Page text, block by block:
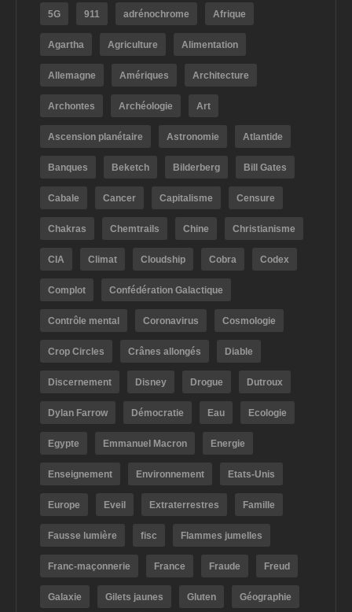
5G 911 adrénochrome Afrique
Agartha Agriculture Alimentation
Allemagne Amériques Architecture
Archontes Archéologie Art
Ascension planétaire Astronomie Atlantide
Banques Beketch Bilderberg Bill Gates
Cabale Cancer Capitalisme Censure
Chakras Chemtrails Chine Christianisme
CIA Climat Cloudship Cobra Codex
Complot Confédération Galactique
Contrôle mental Coronavirus Cosmologie
Crop Circles Crânes allongés Diable
Discernement Disney Drogue Dutroux
Dylan Farrow Démocratie Eau Ecologie
Egypte Emmanuel Macron Energie
Enseignement Environnement Etats-Unis
Europe Eveil Extraterrestres Famille
Fausse lumière fisc Flammes jumelles
Franc-maçonnerie France Fraude Freud
Galaxie Gilets jaunes Gluten Géographie